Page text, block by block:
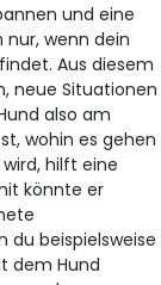
und eine
wenn dein
Aus diesem
neue Situationen
also am
wohin es gehen
hilft eine
könnte er
du beispielsweise
dem Hund